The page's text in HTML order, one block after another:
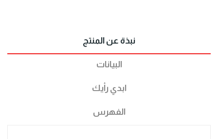
نبذة عن المنتج
البيانات
ابدي رأيك
الفهرس